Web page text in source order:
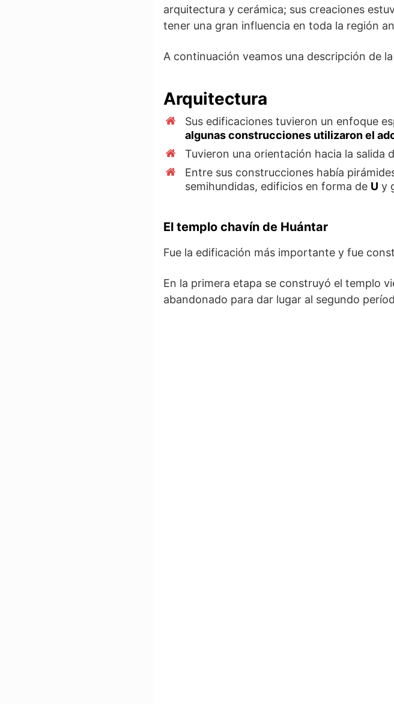
arquitectura y cerámica; sus creaciones
tener una gran influencia en toda la región
A continuación veamos una descripción de
Arquitectura
Sus edificaciones tuvieron un enfoque
algunas construcciones utilizaron el
Tuvieron una orientación hacia la salida
Entre sus construcciones había
semihundidas, edificios en forma de U y
El templo chavín de Huántar
Fue la edificación más importante y fue
En la primera etapa se construyó el templo
abandonado para dar lugar al segundo